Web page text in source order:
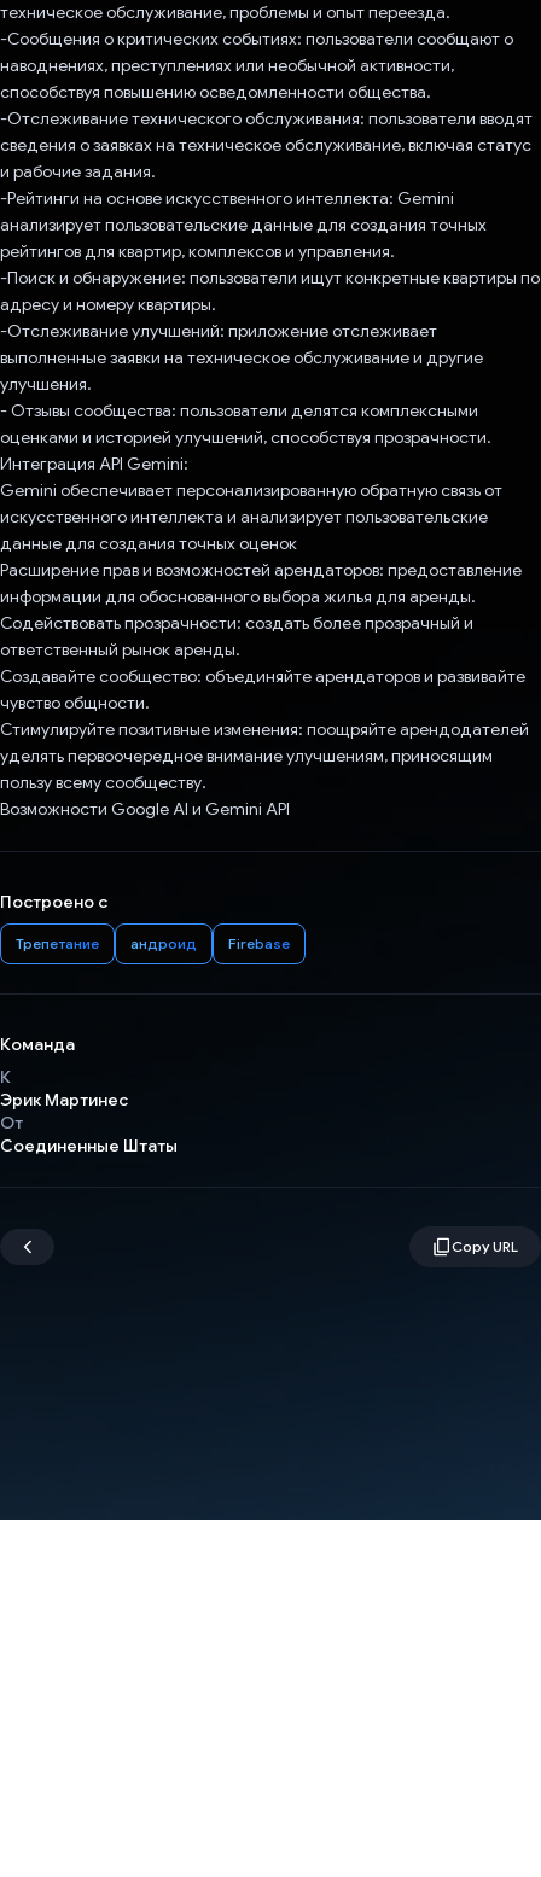
техническое обслуживание, проблемы и опыт переезда.
-Сообщения о критических событиях: пользователи сообщают о
наводнениях, преступлениях или необычной активности,
способствуя повышению осведомленности общества.
-Отслеживание технического обслуживания: пользователи вводят
сведения о заявках на техническое обслуживание, включая статус
и рабочие задания.
-Рейтинги на основе искусственного интеллекта: Gemini
анализирует пользовательские данные для создания точных
рейтингов для квартир, комплексов и управления.
-Поиск и обнаружение: пользователи ищут конкретные квартиры по
адресу и номеру квартиры.
-Отслеживание улучшений: приложение отслеживает
выполненные заявки на техническое обслуживание и другие
улучшения.
- Отзывы сообщества: пользователи делятся комплексными
оценками и историей улучшений, способствуя прозрачности.
Интеграция API Gemini:
Gemini обеспечивает персонализированную обратную связь от
искусственного интеллекта и анализирует пользовательские
данные для создания точных оценок
Расширение прав и возможностей арендаторов: предоставление
информации для обоснованного выбора жилья для аренды.
Содействовать прозрачности: создать более прозрачный и
ответственный рынок аренды.
Создавайте сообщество: объединяйте арендаторов и развивайте
чувство общности.
Стимулируйте позитивные изменения: поощряйте арендодателей
уделять первоочередное внимание улучшениям, приносящим
пользу всему сообществу.
Возможности Google AI и Gemini API
Построено с
Трепетание андроид Firebase
Команда
К
Эрик Мартинес
От
Соединенные Штаты